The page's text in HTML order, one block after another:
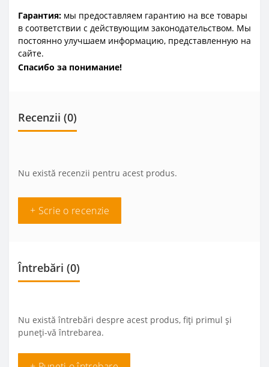
Гарантия: мы предоставляем гарантию на все товары
в соответствии с действующим законодательством. Мы
постоянно улучшаем информацию, представленную на
сайте.
Спасибо за понимание!
Recenzii (0)
Nu există recenzii pentru acest produs.
+ Scrie o recenzie
Întrebări (0)
Nu există întrebări despre acest produs, fiți primul și
puneți-vă întrebarea.